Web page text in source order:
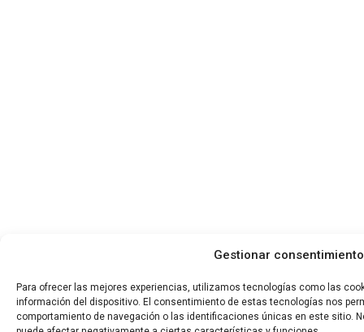
Gestionar consentimiento
Para ofrecer las mejores experiencias, utilizamos tecnologías como las
información del dispositivo. El consentimiento de estas tecnologías nos
comportamiento de navegación o las identificaciones únicas en este sitio.